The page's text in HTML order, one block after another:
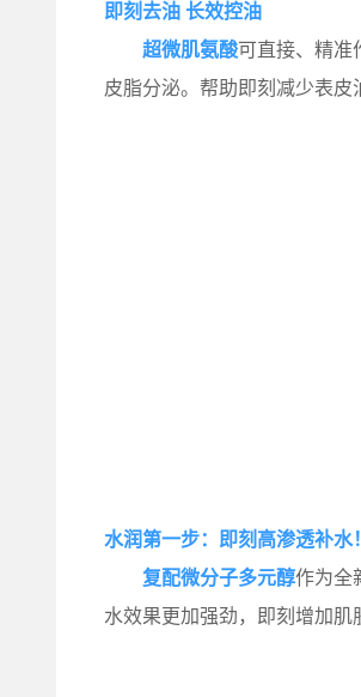
即刻去油 长效控油
超微肌氨酸可直接、精准
皮脂分泌。帮助即刻减少表皮
水润第一步：即刻高渗透补水！
复配微分子多元醇作为全
水效果更加强劲，即刻增加肌